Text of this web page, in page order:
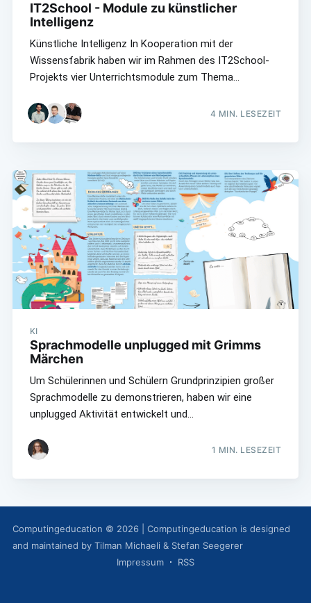
IT2School - Module zu künstlicher
Intelligenz
Künstliche Intelligenz In Kooperation mit der
Wissensfabrik haben wir im Rahmen des IT2School-
Projekts vier Unterrichtsmodule zum Thema…
4 MIN. LESEZEIT
KI
Sprachmodelle unplugged mit Grimms
Märchen
Um Schülerinnen und Schülern Grundprinzipien großer
Sprachmodelle zu demonstrieren, haben wir eine
unplugged Aktivität entwickelt und…
1 MIN. LESEZEIT
Computingeducation © 2026 Computingeducation is designed
and maintained by Tilman Michaeli & Stefan Seegerer
Impressum
RSS